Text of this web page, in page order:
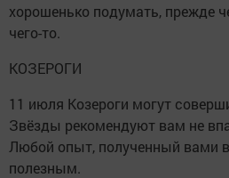
хорошенько подумать, прежде
чего-то.
КОЗЕРОГИ
11 июля Козероги могут
Звёзды рекомендуют вам не
Любой опыт, полученный вами в
полезным.